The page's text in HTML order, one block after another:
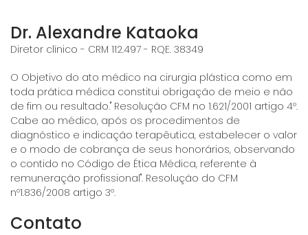
Dr. Alexandre Kataoka
Diretor clínico - CRM 112.497 - RQE. 38349
O Objetivo do ato médico na cirurgia plástica como em
toda prática médica constitui obrigação de meio e não
de fim ou resultado." Resolução CFM no 1.621/2001 artigo 4º.
Cabe ao médico, após os procedimentos de
diagnóstico e indicação terapêutica, estabelecer o valor
e o modo de cobrança de seus honorários, observando
o contido no Código de Ética Médica, referente à
remuneração profissional". Resolução do CFM
nº1.836/2008 artigo 3º.
Contato